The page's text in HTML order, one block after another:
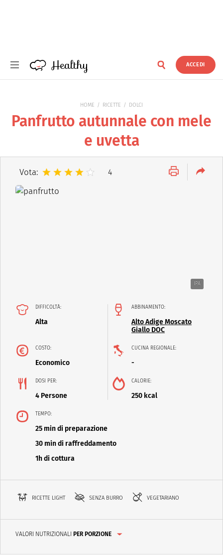
Healthy
Healthy ACCEDI
HOME RICETTE DOLCI
Panfrutto autunnale con mele
e uvetta
Vota: 4
IPA
DIFFICOLTÀ:
Alta
ABBINAMENTO:
Alto Adige Moscato
Giallo DOC
COSTO:
Economico
CUCINA REGIONALE:
-
DOSI PER:
4 Persone
CALORIE:
250 kcal
TEMPO:
25 min di preparazione
30 min di raffreddamento
1h di cottura
RICETTE LIGHT SENZA BURRO VEGETARIANO
VALORI NUTRIZIONALI PER PORZIONE